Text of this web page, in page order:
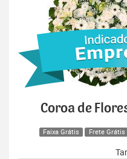
Coroa de
Faixa Grátis Frete Grátis